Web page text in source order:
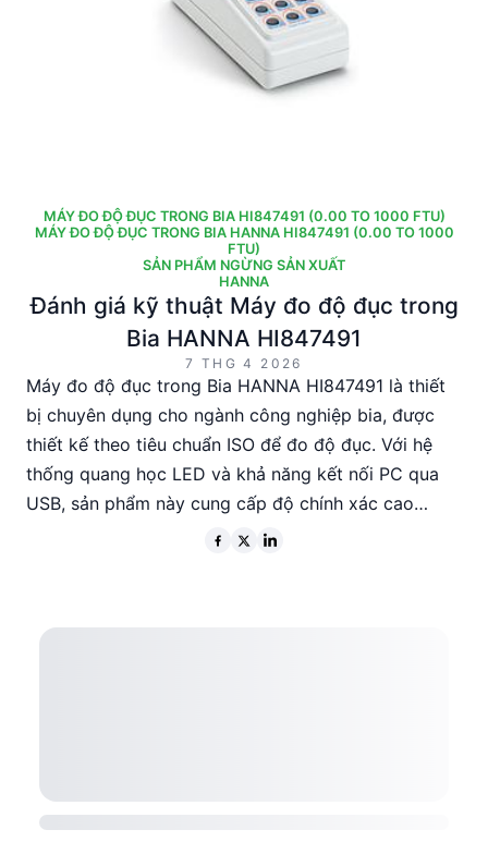
MÁY ĐO ĐỘ ĐỤC TRONG BIA HI847491 (0.00 TO 1000 FTU)
MÁY ĐO ĐỘ ĐỤC TRONG BIA HANNA HI847491 (0.00 TO 1000
FTU)
SẢN PHẨM NGỪNG SẢN XUẤT
HANNA
Đánh giá kỹ thuật Máy đo độ đục trong
Bia HANNA HI847491
7 THG 4 2026
Máy đo độ đục trong Bia HANNA HI847491 là thiết
bị chuyên dụng cho ngành công nghiệp bia, được
thiết kế theo tiêu chuẩn ISO để đo độ đục. Với hệ
thống quang học LED và khả năng kết nối PC qua
USB, sản phẩm này cung cấp độ chính xác cao
trong quá trình sản xuất bia. Dù đã ngừng sản xuất,